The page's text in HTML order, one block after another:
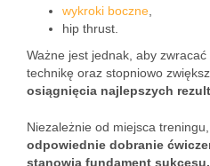
wykroki boczne
hip thrust.
Ważne jest jednak, aby zwracać
technikę oraz stopniowo
osiągnięcia najlepszych
Niezależnie od miejsca treningu,
odpowiednie dobranie
stanowią fundament sukcesu.